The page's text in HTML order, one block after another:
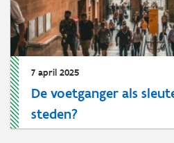
7 april 2025
De voetganger als
steden?